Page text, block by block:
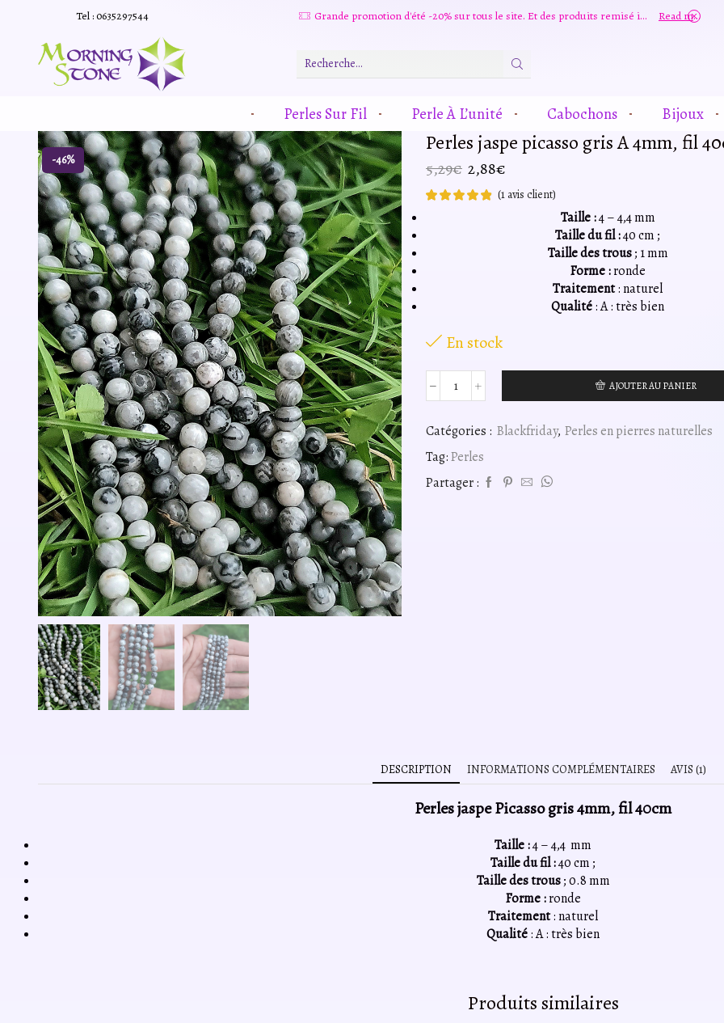
Tel : 0635297544 Grande promotion d'été -20% sur tous le site. Et des produits remisé indépendamment Read more
De
Recherche
Perles Sur Fil Perle À L’unité Cabochons Bijoux
-46%
Perles jaspe picasso gris A 4mm, fil
5,29€ Le
prix
initial
2,88€
prix
actuel
(1 avis client)
Taille :4 – 4,4 mm
Taille du fil :40 cm ;
Taille des trous; 1 mm
Forme :ronde
Traitement: naturel
Qualité: A : très bien
En stock
quantité
Perles
jaspe
picasso
A
AJOUTER AU PANIER
Catégories : Blackfriday, Perles en pierres naturelles
Tag:Perles
Partager :
DESCRIPTION INFORMATIONS COMPLÉMENTAIRES AVIS (1)
Perles jaspe Picasso gris 4mm, fil 40cm
Taille :4 – 4,4 mm
Taille du fil :40 cm ;
Taille des trous; 0.8 mm
Forme :ronde
Traitement: naturel
Qualité: A : très bien
Produits similaires